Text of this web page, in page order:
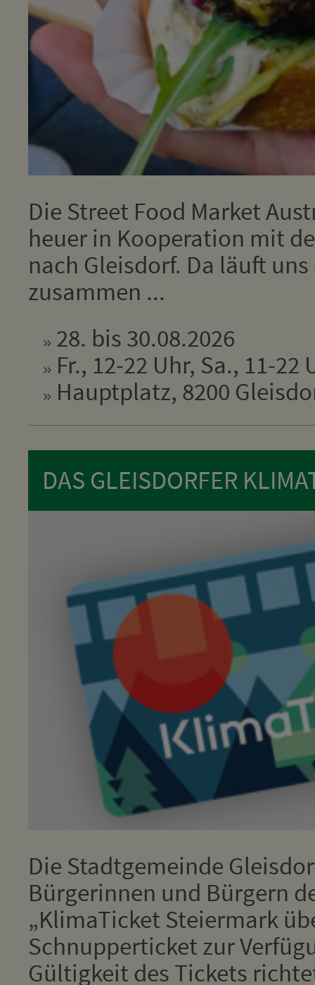
Die Street Food Market
heuer in Kooperation mit
nach Gleisdorf. Da läuft
zusammen ...
28. bis 30.08.2026
Fr., 12-22 Uhr, Sa., 11-22
Hauptplatz, 8200
DAS GLEISDORFER
Die Stadtgemeinde
Bürgerinnen und Bürgern
„KlimaTicket Steiermark
Schnupperticket zur
Gültigkeit des Tickets